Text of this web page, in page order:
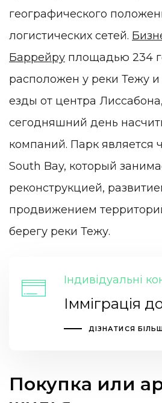
географического
логистических сетей.
Баррейру площадью 234
расположен у реки Тежу и
езды от центра
сегодняшний день
компаний. Парк является
South Bay, который
реконструкцией,
продвижением
берегу реки Тежу.
Індивідуальні
Імміграція
ДІЗНАТИСЯ
Покупка или